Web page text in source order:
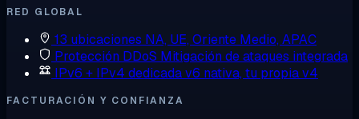
RED GLOBAL
13 ubicaciones NA, UE, Oriente Medio, APAC
Protección DDoS Mitigación de ataques integrada
IPv6 + IPv4 dedicadav6 nativa, tu propia v4
FACTURACIÓN Y CONFIANZA